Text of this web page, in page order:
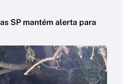
SP mantém alerta para